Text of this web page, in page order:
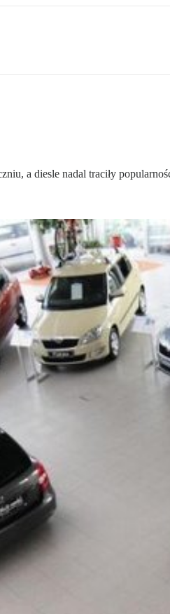
a diesle nadal traciły